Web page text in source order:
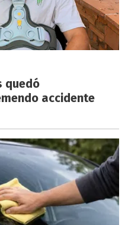
quedó
accidente